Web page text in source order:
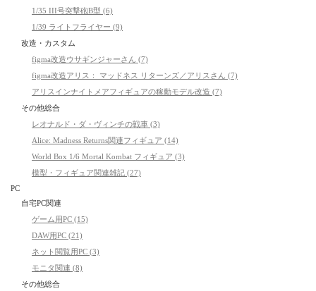
1/35 III号突撃砲B型 (6)
1/39 ライトフライヤー (9)
改造・カスタム
figma改造ウサギンジャーさん (7)
figma改造アリス： マッドネス リターンズ／アリスさん (7)
アリスインナイトメアフィギュアの稼動モデル改造 (7)
その他総合
レオナルド・ダ・ヴィンチの戦車 (3)
Alice: Madness Returns関連フィギュア (14)
World Box 1/6 Mortal Kombat フィギュア (3)
模型・フィギュア関連雑記 (27)
PC
自宅PC関連
ゲーム用PC (15)
DAW用PC (21)
ネット閲覧用PC (3)
モニタ関連 (8)
その他総合